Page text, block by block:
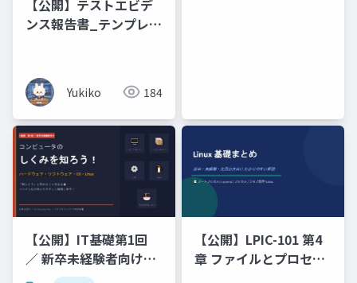
【公開】テストエビデ
ンス報告書_テンプレー
Yukiko 184
【公開】IT基礎第1回
／ 新卒未経験者向けコ
ンピュータのしくみを
【公開】LPIC-101 第4
章 ファイルとプロセス